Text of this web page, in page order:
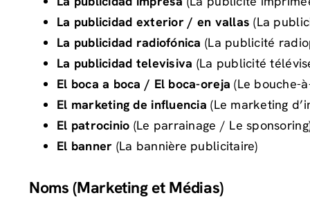
La publicidad exterior / en vallas (La
La publicidad radiofónica (La publicité
La publicidad televisiva (La publicité
El boca a boca / El boca-oreja (Le bouche-
El marketing de influencia (Le marketing
El patrocinio (Le parrainage / Le
El banner (La bannière publicitaire)
Noms (Marketing et Médias)